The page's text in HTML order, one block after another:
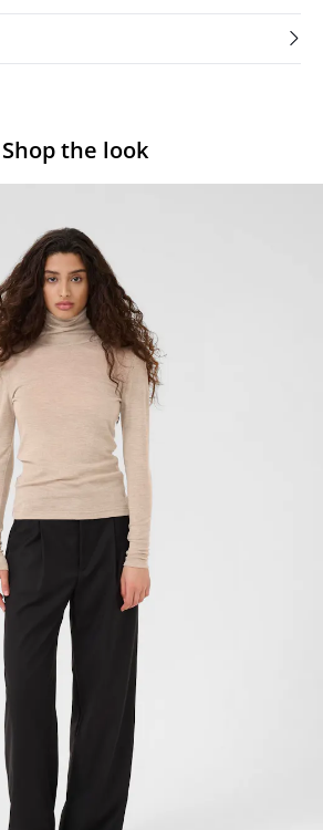
Shop the look